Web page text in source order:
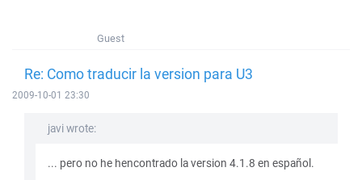
Guest
Re: Como traducir la version para U3
2009-10-01 23:30
javi wrote:
... pero no he hencontrado la version 4.1.8 en español.